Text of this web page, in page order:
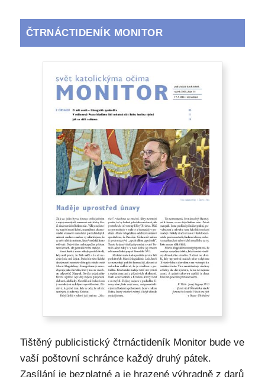
ČTRNÁCTIDENÍK MONITOR
Tištěný publicistický čtrnáctideník Monitor bude ve
vaší poštovní schránce každý druhý pátek.
Zasílání je bezplatné a je hrazené výhradně z darů